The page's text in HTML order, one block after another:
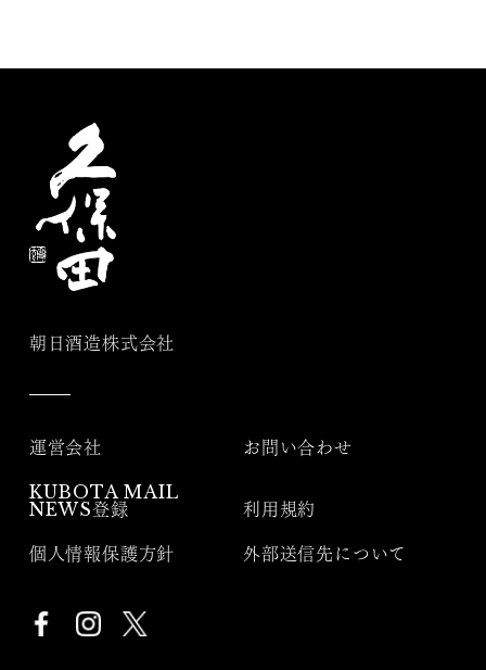
朝日酒造株式会社
運営会社 お問い合わせ
KUBOTA MAIL
NEWS登録
利用規約
個人情報保護方針 外部送信先について